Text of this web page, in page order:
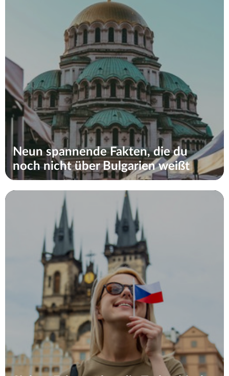
Neun spannende Fakten, die du
noch nicht über Bulgarien weißt